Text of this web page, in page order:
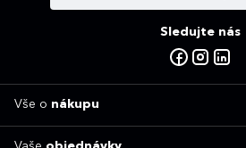
Sledujte nás
Vše o nákupu